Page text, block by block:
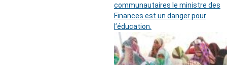
communautaires le ministre des
Finances est un danger pour
l’éducation.